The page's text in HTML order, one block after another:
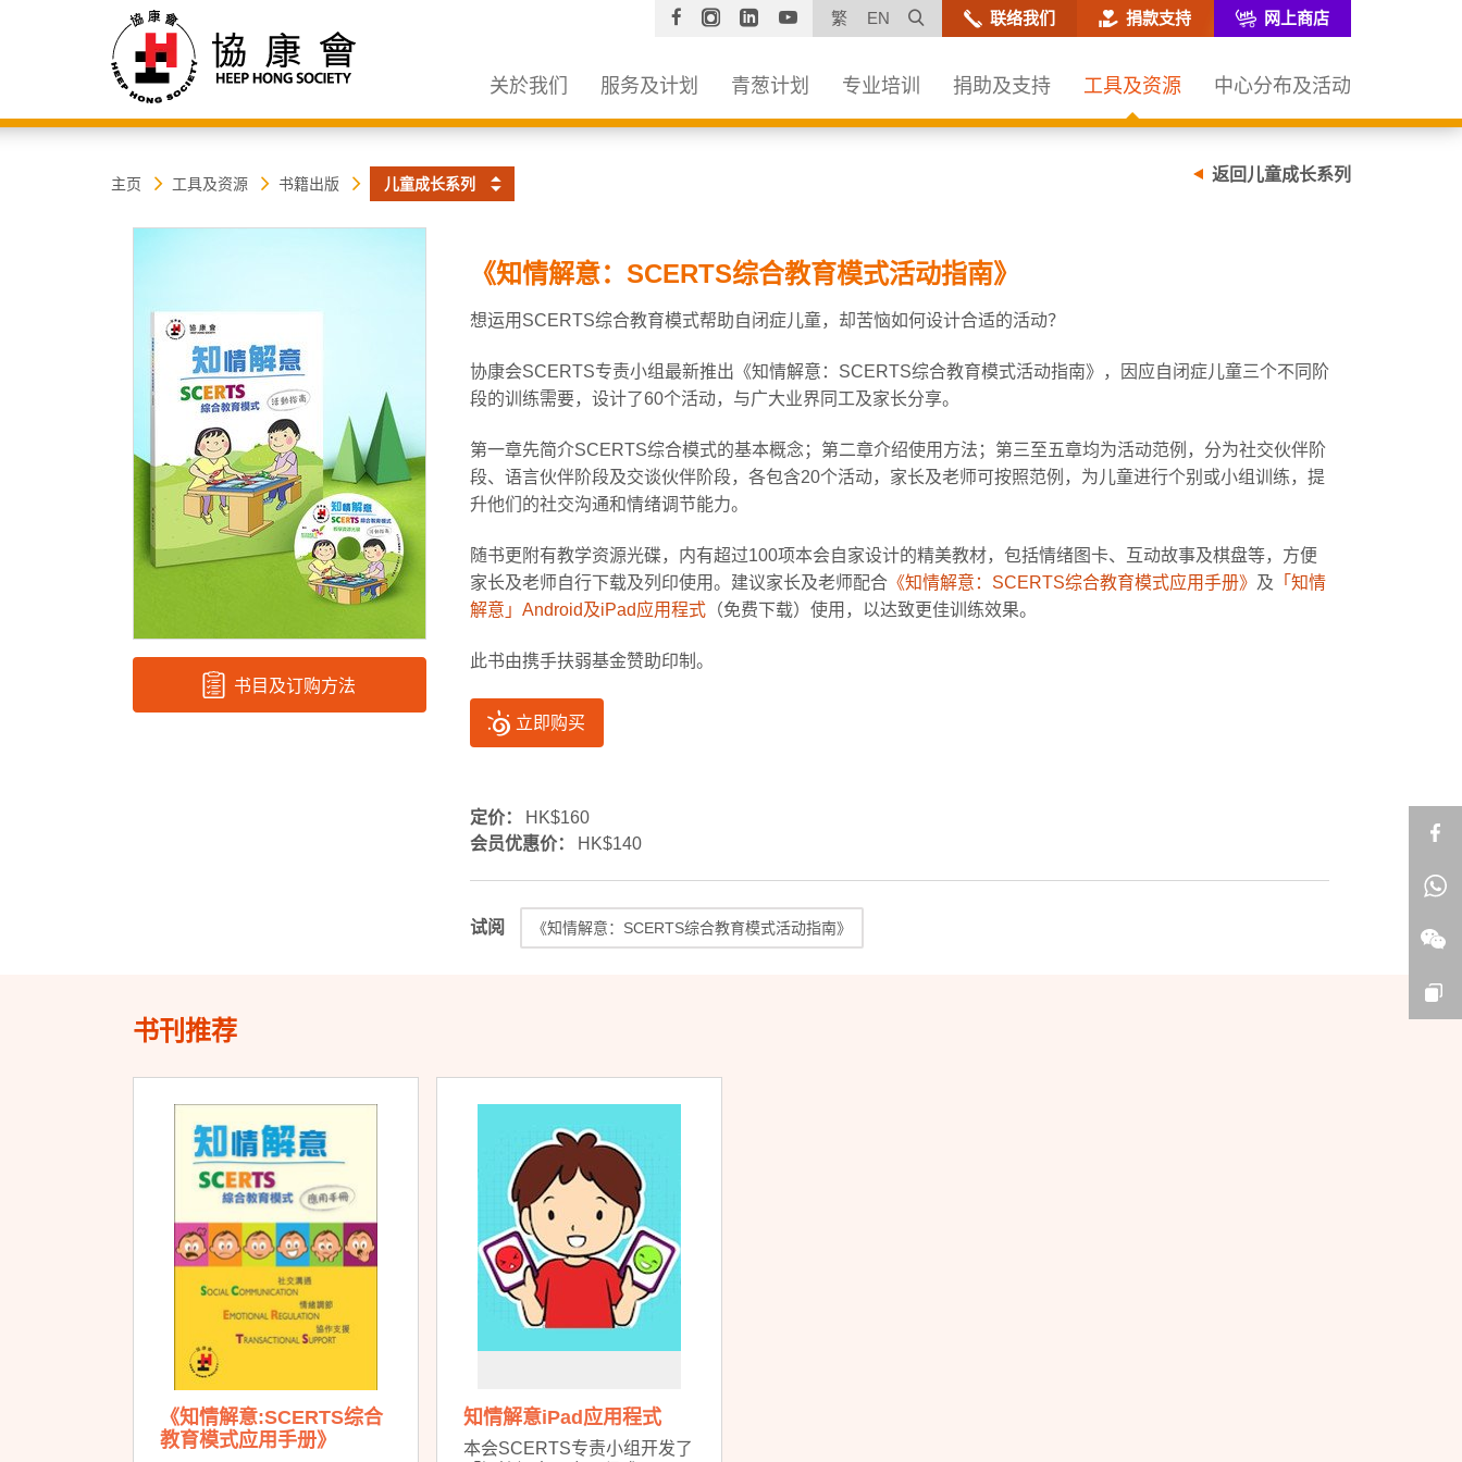
FacebookInstagram
LinkedinYouTube
繁 EN 打开网站搜寻框
联络我们 捐款支持 网上商店
关於我们 服务及计划 青葱计划 专业培训 捐助及支持 工具及资源 中心分布及活动
主页 工具及资源 书籍出版 儿童成长系列
返回儿童成长系列
书目及订购方法
《知情解意：SCERTS综合教育模式活动指南》
想运用SCERTS综合教育模式帮助自闭症儿童，却苦恼如何设计合适的活动？
协康会SCERTS专责小组最新推出《知情解意：SCERTS综合教育模式活动指南》，因应自闭症儿童三个不同阶
段的训练需要，设计了60个活动，与广大业界同工及家长分享。
第一章先简介SCERTS综合模式的基本概念；第二章介绍使用方法；第三至五章均为活动范例，分为社交伙伴阶
段、语言伙伴阶段及交谈伙伴阶段，各包含20个活动，家长及老师可按照范例，为儿童进行个别或小组训练，提
升他们的社交沟通和情绪调节能力。
随书更附有教学资源光碟，内有超过100项本会自家设计的精美教材，包括情绪图卡、互动故事及棋盘等，方便
家长及老师自行下载及列印使用。建议家长及老师配合 《知情解意：SCERTS综合教育模式应用手册》 及 「知情
解意」Android及iPad应用程式 （免费下载）使用，以达致更佳训练效果。
此书由携手扶弱基金赞助印制。
立即购买
定价：
HK$160
会员优惠价：
HK$140
试阅 《知情解意：SCERTS综合教育模式活动指南》
书刊推荐
《知情解意:SCERTS综合
教育模式应用手册》
知情解意iPad应用程式
本会SCERTS专责小组开发了